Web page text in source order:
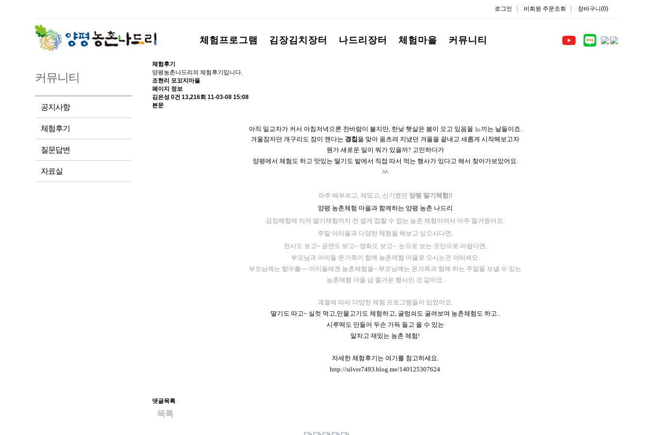
로그인 비회원 주문조회 장바구니(0)
체험프로그램 김장김치장터 나드리장터 체험마을 커뮤니티
커뮤니티
공지사항
체험후기
질문답변
자료실
체험후기
양평농촌나드리의 체험후기입니다.
조현리 모꼬지마을
페이지 정보
김은성 0건 13,216회 11-03-08 15:08
본문
아직 일교차가 커서 아침저녁으론 찬바람이 불지만, 한낮 햇살은 봄이 오고 있음을 느끼는 날들이죠.
겨울잠자던 개구리도 잠이 깬다는 경칩 을 맞아 움츠려 지냈던 겨울을 끝내 고 새롭게 시작해보고자
뭔가 새로운 일이 뭐가 있을까? 고민하다가
양평에서 체험도 하고 맛있는 딸기도 밭에서 직접 따서 먹는 행사가 있다고 해서 찾아가보았어요.
^^
아주 배부르고, 재밌고, 신기했던 양평 딸기체험!!
양평 농촌체험 마을과 함께하는 양평 농촌 나드리
김장체험에 이어 딸기체험까지 전 쉽게 접할 수 없는 농촌 체험이여서 아주 즐거웠어요.
주말 아이들과 다양한 체험을 해보고 싶으시다면,
전시도 보고~ 공연도 보고~ 영화도 보고~ 눈으로 보는 것만으로 아쉽다면,
부모님과 아이들 온가족이 함께 농촌체험 마을로 오시는건 어떠세요.
부모님께는 향수를~~ 아이들에겐 농촌체험을~ 부모님께는 온가족과 함께 하는 주말을 보낼 수 있는
농촌체험 마을 넘 즐거운 행사인 것 같아요.
계절에 따라 다양한 체험 프로그램들이 있었어요.
딸기도 따고~ 실컷 먹고,민물고기도 체험하고, 굴렁쇠도 굴려보며 농촌체험도 하고..
시루떡도 만들어 두손 가득 들고 올 수 있는
알차고 재밌는 농촌 체험!
자세한 체험후기는 여기를 참고하세요.
http://silver7493.blog.me/140125307624
댓글목록
목록